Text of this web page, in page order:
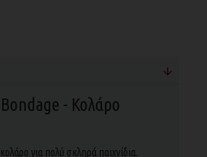
- Κολάρο
για πολύ σκληρά παιχνίδια.